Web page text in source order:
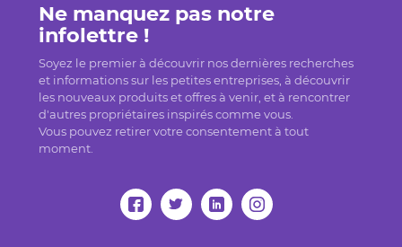
Ne manquez pas notre
infolettre !
Soyez le premier à découvrir nos dernières recherches
et informations sur les petites entreprises, à découvrir
les nouveaux produits et offres à venir, et à rencontrer
d'autres propriétaires inspirés comme vous.
Vous pouvez retirer votre consentement à tout
moment.